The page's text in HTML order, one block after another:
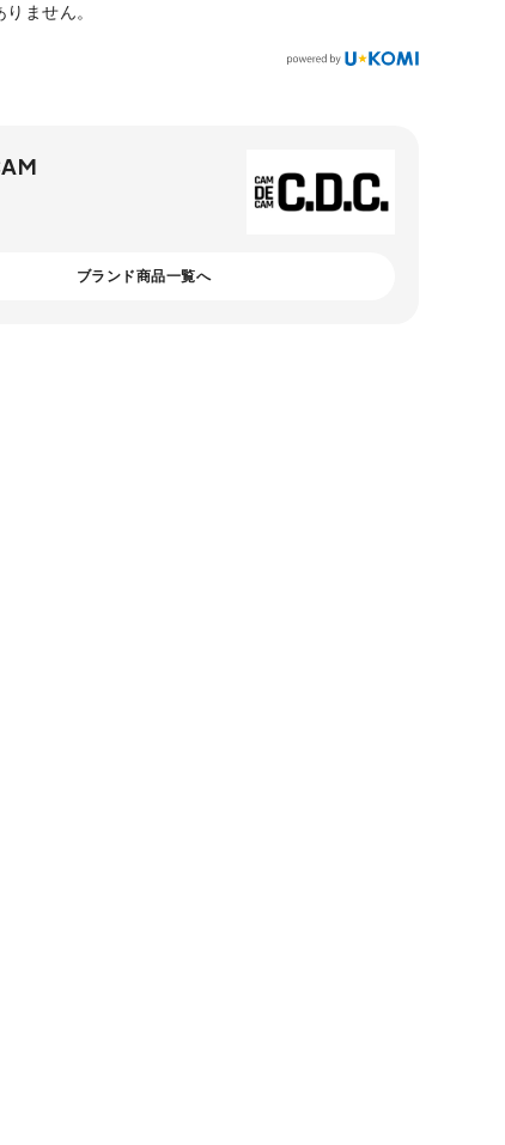
ません。
ブランド商品一覧へ